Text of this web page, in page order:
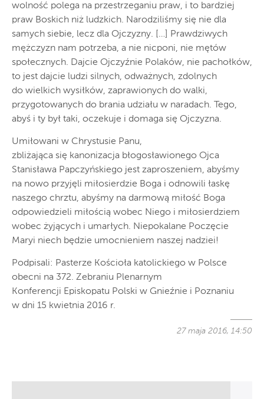
wolność polega na przestrzeganiu praw, i to bardziej
praw Boskich niż ludzkich. Narodziliśmy się nie dla
samych siebie, lecz dla Ojczyzny. […] Prawdziwych
mężczyzn nam potrzeba, a nie nicponi, nie mętów
społecznych. Dajcie Ojczyźnie Polaków, nie pachołków,
to jest dajcie ludzi silnych, odważnych, zdolnych
do wielkich wysiłków, zaprawionych do walki,
przygotowanych do brania udziału w naradach. Tego,
abyś i ty był taki, oczekuje i domaga się Ojczyzna.
Umiłowani w Chrystusie Panu,
zbliżająca się kanonizacja błogosławionego Ojca
Stanisława Papczyńskiego jest zaproszeniem, abyśmy
na nowo przyjęli miłosierdzie Boga i odnowili łaskę
naszego chrztu, abyśmy na darmową miłość Boga
odpowiedzieli miłością wobec Niego i miłosierdziem
wobec żyjących i umarłych. Niepokalane Poczęcie
Maryi niech będzie umocnieniem naszej nadziei!
Podpisali: Pasterze Kościoła katolickiego w Polsce
obecni na 372. Zebraniu Plenarnym
Konferencji Episkopatu Polski w Gnieźnie i Poznaniu
w dni 15 kwietnia 2016 r.
27 maja 2016, 14:50